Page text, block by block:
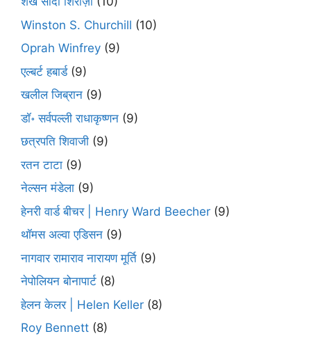
Winston S. Churchill (10)
Oprah Winfrey (9)
एल्बर्ट हबार्ड(9)
खलील जिब्रान (9)
डॉ॰ सर्वपल्ली राधाकृष्णन (9)
छत्रपति शिवाजी (9)
रतन टाटा (9)
नेल्सन मंडेला (9)
हेनरी वार्ड बीचर | Henry Ward Beecher (9)
थॉमस अल्वा एडिसन (9)
नागवार रामाराव नारायण मूर्ति (9)
नेपोलियन बोनापार्ट (8)
हेलन केलर | Helen Keller (8)
Roy Bennett (8)